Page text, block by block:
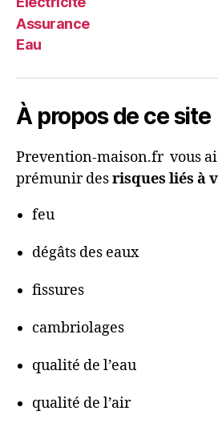
Assurance
Eau
À propos de ce site
Prevention-maison.fr vous
prémunir desrisques liés à
feu
dégâts des eaux
fissures
cambriolages
qualité de l’eau
qualité de l’air